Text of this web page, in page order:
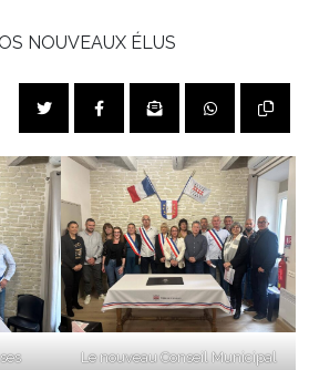
NOUVEAUX ÉLUS
Le nouveau Conseil Municipal